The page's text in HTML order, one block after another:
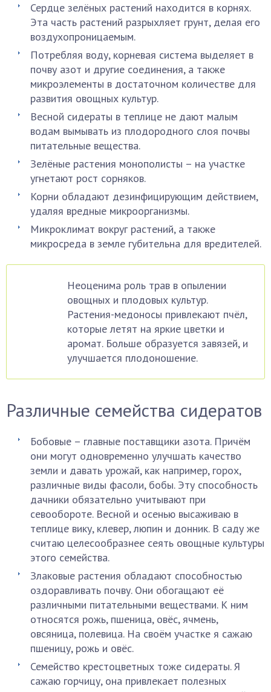
Сердце зелёных растений находится в корнях.
Эта часть растений разрыхляет грунт, делая его
воздухопроницаемым.
Потребляя воду, корневая система выделяет в
почву азот и другие соединения, а также
микроэлементы в достаточном количестве для
развития овощных культур.
Весной сидераты в теплице не дают малым
водам вымывать из плодородного слоя почвы
питательные вещества.
Зелёные растения монополисты – на участке
угнетают рост сорняков.
Корни обладают дезинфицирующим действием,
удаляя вредные микроорганизмы.
Микроклимат вокруг растений, а также
микросреда в земле губительна для вредителей.
Неоценима роль трав в опылении
овощных и плодовых культур.
Растения-медоносы привлекают пчёл,
которые летят на яркие цветки и
аромат. Больше образуется завязей, и
улучшается плодоношение.
Различные семейства сидератов
Бобовые – главные поставщики азота. Причём
они могут одновременно улучшать качество
земли и давать урожай, как например, горох,
различные виды фасоли, бобы. Эту способность
дачники обязательно учитывают при
севообороте. Весной и осенью высаживаю в
теплице вику, клевер, люпин и донник. В саду же
считаю целесообразнее сеять овощные культуры
этого семейства.
Злаковые растения обладают способностью
оздоравливать почву. Они обогащают её
различными питательными веществами. К ним
относятся рожь, пшеница, овёс, ячмень,
овсяница, полевица. На своём участке я сажаю
пшеницу, рожь и овёс.
Семейство крестоцветных тоже сидераты. Я
сажаю горчицу, она привлекает полезных